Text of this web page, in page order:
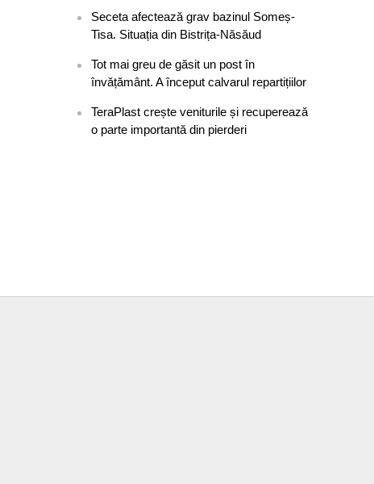
Seceta afectează grav bazinul Someș-
Tisa. Situația din Bistrița-Năsăud
Tot mai greu de găsit un post în
învățământ. A început calvarul repartițiilor
TeraPlast crește veniturile și recuperează
o parte importantă din pierderi